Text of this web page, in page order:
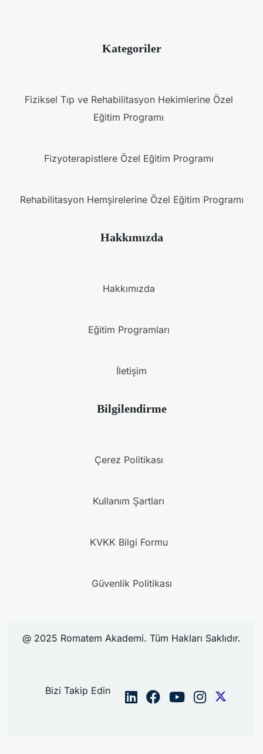
Kategoriler
Fiziksel Tıp ve Rehabilitasyon Hekimlerine Özel
Eğitim Programı
Fizyoterapistlere Özel Eğitim Programı
Rehabilitasyon Hemşirelerine Özel Eğitim Programı
Hakkımızda
Hakkımızda
Eğitim Programları
İletişim
Bilgilendirme
Çerez Politikası
Kullanım Şartları
KVKK Bilgi Formu
Güvenlik Politikası
@ 2025 Romatem Akademi. Tüm Hakları Saklıdır.
Bizi Takip Edin